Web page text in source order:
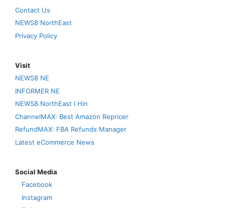
Contact Us
NEWS8 NorthEast
Privacy Policy
Visit
NEWS8 NE
INFORMER NE
NEWS8 NorthEast I Hin
ChannelMAX: Best Amazon Repricer
RefundMAX: FBA Refunds Manager
Latest eCommerce News
Social Media
Facebook
Instagram